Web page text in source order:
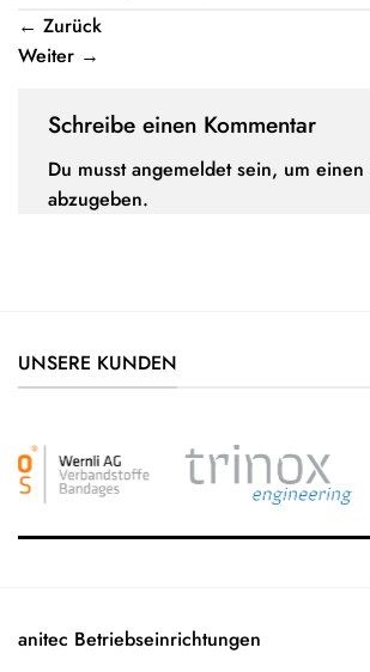
← Zurück
Weiter →
Schreibe einen Kommentar
Du musstangemeldetsein, um einen
abzugeben.
UNSERE KUNDEN
anitec Betriebseinrichtungen